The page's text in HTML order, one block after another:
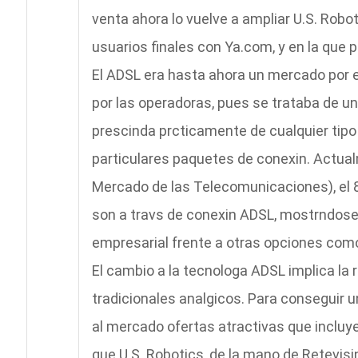
venta ahora lo vuelve a ampliar U.S.
usuarios finales con Ya.com, y en la
El ADSL era hasta ahora un mercado
por las operadoras, pues se trataba de
prescinda prcticamente de cualquier
particulares paquetes de conexin.
Mercado de las Telecomunicaciones),
son a travs de conexin ADSL,
empresarial frente a otras opciones
El cambio a la tecnologa ADSL implica
tradicionales analgicos. Para conseguir
al mercado ofertas atractivas que
que U.S. Robotics, de la mano de